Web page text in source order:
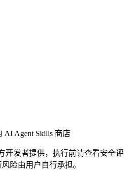
AI Agent Skills 商店
开发者提供，执行前请查看安全评
险由用户自行承担。